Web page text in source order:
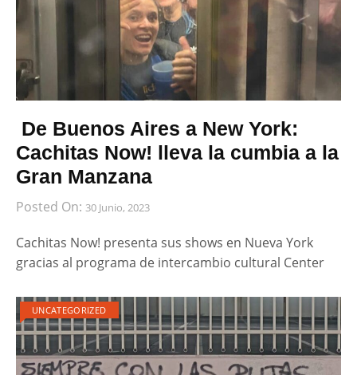
De Buenos Aires a New York:
Cachitas Now! lleva la cumbia a la
Gran Manzana
Posted On: 30 Junio, 2023
Cachitas Now! presenta sus shows en Nueva York
gracias al programa de intercambio cultural Center
UNCATEGORIZED